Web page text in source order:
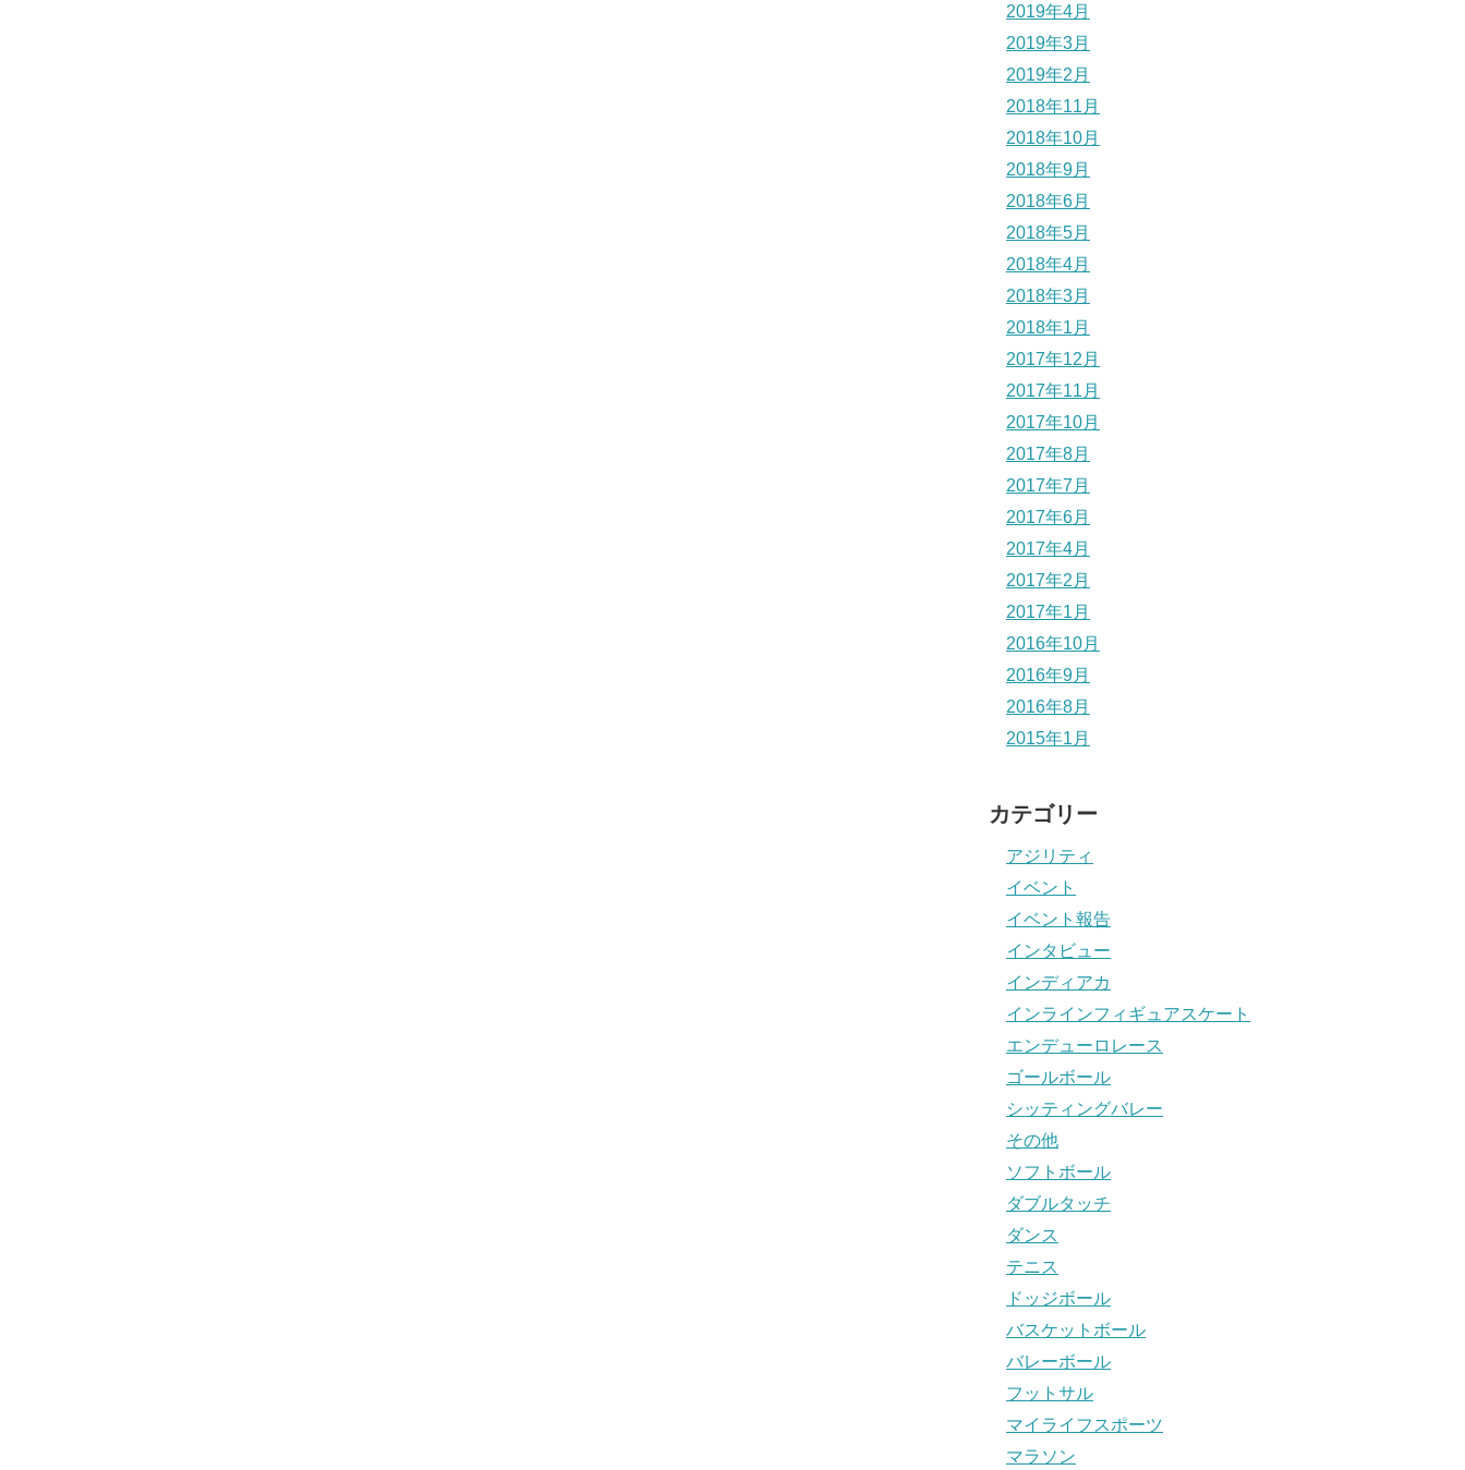
2019年4月
2019年3月
2019年2月
2018年11月
2018年10月
2018年9月
2018年6月
2018年5月
2018年4月
2018年3月
2018年1月
2017年12月
2017年11月
2017年10月
2017年8月
2017年7月
2017年6月
2017年4月
2017年2月
2017年1月
2016年10月
2016年9月
2016年8月
2015年1月
カテゴリー
アジリティ
イベント
イベント報告
インタビュー
インディアカ
インラインフィギュアスケート
エンデューロレース
ゴールボール
シッティングバレー
その他
ソフトボール
ダブルタッチ
ダンス
テニス
ドッジボール
バスケットボール
バレーボール
フットサル
マイライフスポーツ
マラソン